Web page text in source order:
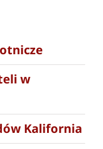
w
Kalifornia